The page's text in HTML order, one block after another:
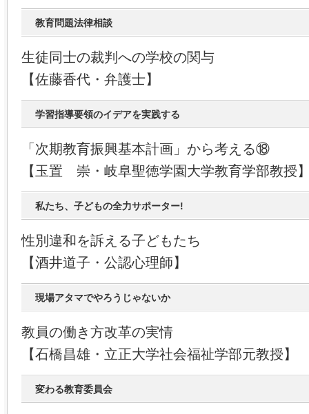
教育問題法律相談
生徒同士の裁判への学校の関与
【佐藤香代・弁護士】
学習指導要領のイデアを実践する
「次期教育振興基本計画」から考える⑱
【玉置 崇・岐阜聖徳学園大学教育学部教授
私たち、子どもの全力サポーター!
性別違和を訴える子どもたち
【酒井道子・公認心理師】
現場アタマでやろうじゃないか
教員の働き方改革の実情
【石橋昌雄・立正大学社会福祉学部元教授】
変わる教育委員会